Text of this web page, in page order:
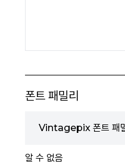
폰트 패밀리
Vintagepix 폰트 패
알 수 없음